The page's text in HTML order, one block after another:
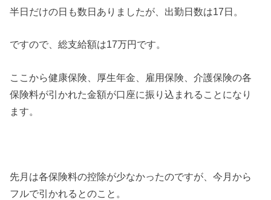
半日だけの日も数日ありましたが、出勤日数は17日。
ですので、総支給額は17万円です。
ここから健康保険、厚生年金、雇用保険、介護保険の各
保険料が引かれた金額が口座に振り込まれることになり
ます。
先月は各保険料の控除が少なかったのですが、今月から
フルで引かれるとのこと。